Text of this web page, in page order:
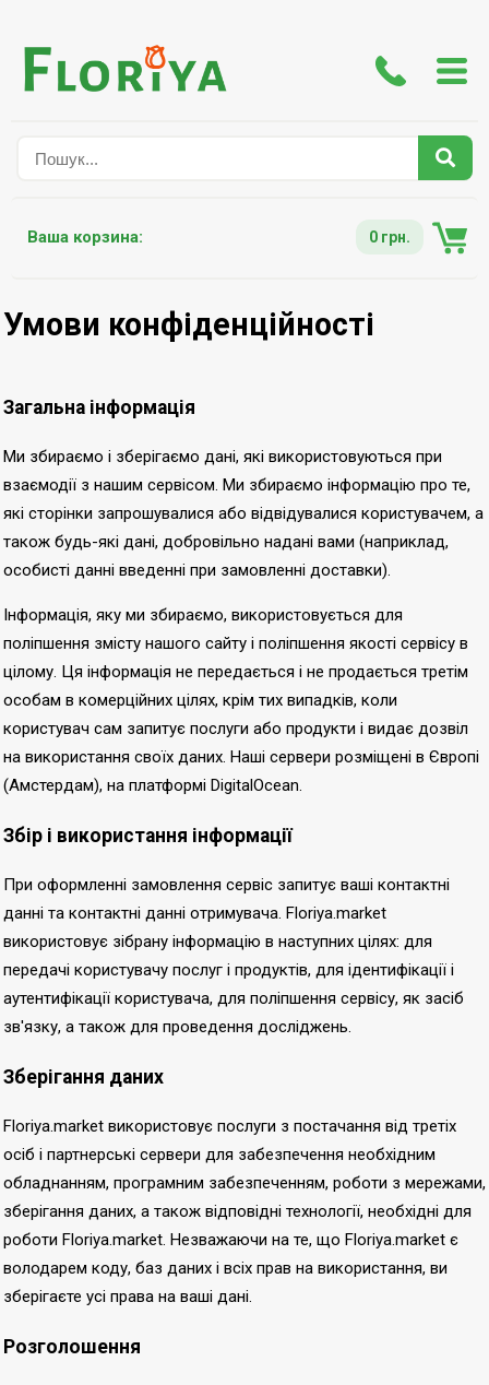
Ваша корзина: 0 грн.
Умови конфіденційності
Загальна інформація
Ми збираємо і зберігаємо дані, які використовуються при
взаємодії з нашим сервісом. Ми збираємо інформацію про те,
які сторінки запрошувалися або відвідувалися користувачем, а
також будь-які дані, добровільно надані вами (наприклад,
особисті данні введенні при замовленні доставки).
Інформація, яку ми збираємо, використовується для
поліпшення змісту нашого сайту і поліпшення якості сервісу в
цілому. Ця інформація не передається і не продається третім
особам в комерційних цілях, крім тих випадків, коли
користувач сам запитує послуги або продукти і видає дозвіл
на використання своїх даних. Наші сервери розміщені в Європі
(Амстердам), на платформі DigitalOcean.
Збір і використання інформації
При оформленні замовлення сервіс запитує ваші контактні
данні та контактні данні отримувача. Floriya.market
використовує зібрану інформацію в наступних цілях: для
передачі користувачу послуг і продуктів, для ідентифікації і
аутентифікації користувача, для поліпшення сервісу, як засіб
зв'язку, а також для проведення досліджень.
Зберігання даних
Floriya.market використовує послуги з постачання від третіх
осіб і партнерські сервери для забезпечення необхідним
обладнанням, програмним забезпеченням, роботи з мережами,
зберігання даних, а також відповідні технології, необхідні для
роботи Floriya.market. Незважаючи на те, що Floriya.market є
володарем коду, баз даних і всіх прав на використання, ви
зберігаєте усі права на ваші дані.
Розголошення